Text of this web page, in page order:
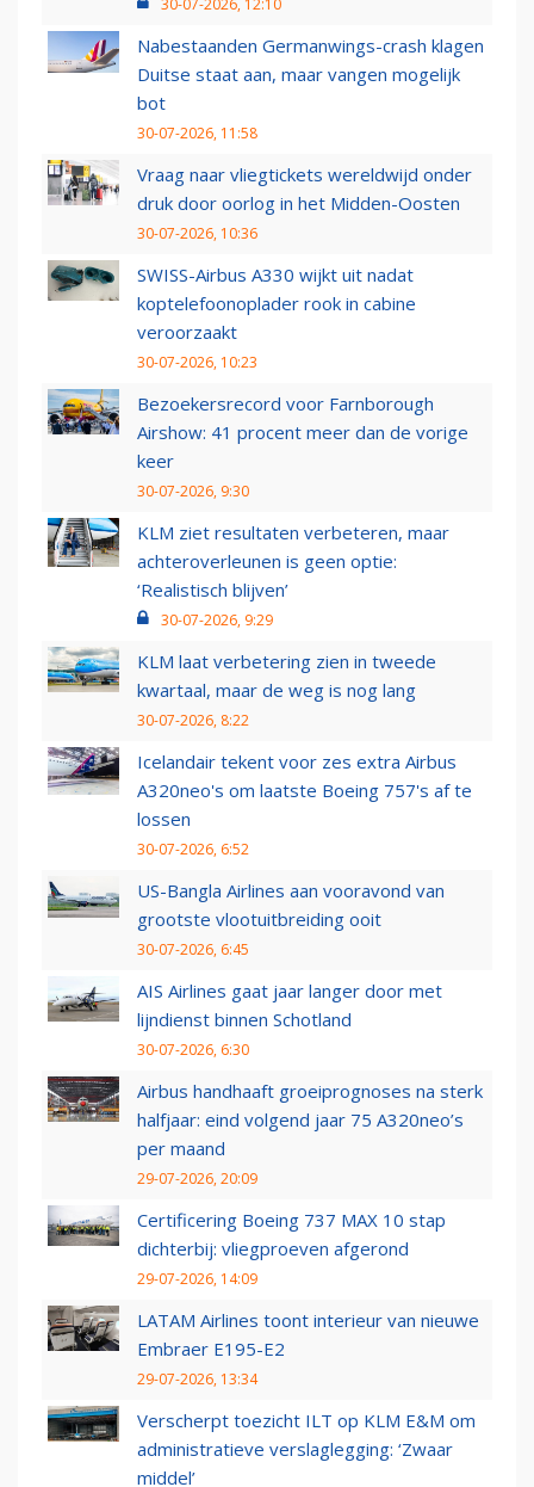
30-07-2026, 12:10
Nabestaanden Germanwings-crash klagen
Duitse staat aan, maar vangen mogelijk
bot
30-07-2026, 11:58
Vraag naar vliegtickets wereldwijd onder
druk door oorlog in het Midden-Oosten
30-07-2026, 10:36
SWISS-Airbus A330 wijkt uit nadat
koptelefoonoplader rook in cabine
veroorzaakt
30-07-2026, 10:23
Bezoekersrecord voor Farnborough
Airshow: 41 procent meer dan de vorige
keer
30-07-2026, 9:30
KLM ziet resultaten verbeteren, maar
achteroverleunen is geen optie:
‘Realistisch blijven’
30-07-2026, 9:29
KLM laat verbetering zien in tweede
kwartaal, maar de weg is nog lang
30-07-2026, 8:22
Icelandair tekent voor zes extra Airbus
A320neo's om laatste Boeing 757's af te
lossen
30-07-2026, 6:52
US-Bangla Airlines aan vooravond van
grootste vlootuitbreiding ooit
30-07-2026, 6:45
AIS Airlines gaat jaar langer door met
lijndienst binnen Schotland
30-07-2026, 6:30
Airbus handhaaft groeiprognoses na sterk
halfjaar: eind volgend jaar 75 A320neo’s
per maand
29-07-2026, 20:09
Certificering Boeing 737 MAX 10 stap
dichterbij: vliegproeven afgerond
29-07-2026, 14:09
LATAM Airlines toont interieur van nieuwe
Embraer E195-E2
29-07-2026, 13:34
Verscherpt toezicht ILT op KLM E&M om
administratieve verslaglegging: ‘Zwaar
middel’